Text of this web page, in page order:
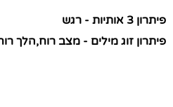
פיתרון 3 אותיות - רגש
פיתרון זוג מילים - מצב רוח,הלך